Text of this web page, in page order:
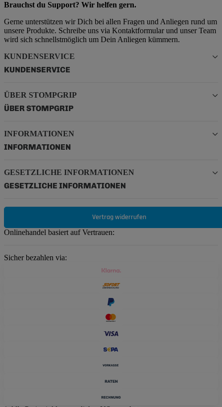
Brauchst du Support? Wir helfen gern.
Gerne unterstützen wir Dich bei allen Fragen und Anliegen rund um
unsere Produkte. Schreibe uns via Kontaktformular und unser Team
wird sich schnellstmöglich um Dein Anliegen kümmern.
KUNDENSERVICE
KUNDENSERVICE
ÜBER STOMPGRIP
ÜBER STOMPGRIP
INFORMATIONEN
INFORMATIONEN
GESETZLICHE INFORMATIONEN
GESETZLICHE INFORMATIONEN
Vertrag widerrufen
Onlinehandel basiert auf Vertrauen:
Sicher bezahlen via: